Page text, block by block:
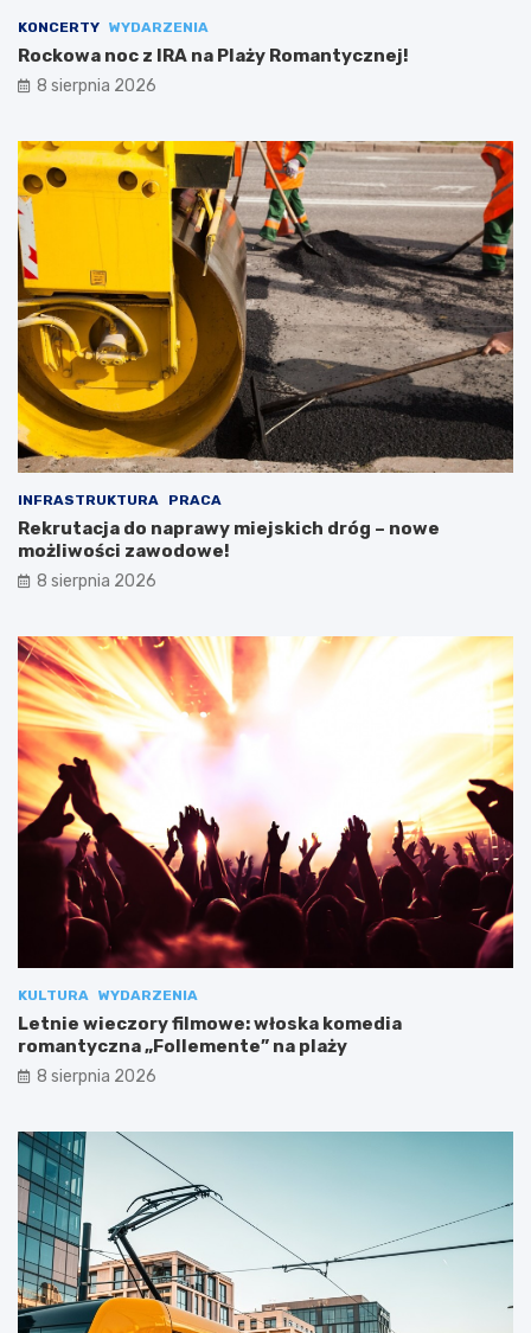
KONCERTY WYDARZENIA
Rockowa noc z IRA na Plaży Romantycznej!
8 sierpnia 2026
INFRASTRUKTURA PRACA
Rekrutacja do naprawy miejskich dróg – nowe
możliwości zawodowe!
8 sierpnia 2026
KULTURA WYDARZENIA
Letnie wieczory filmowe: włoska komedia
romantyczna „Follemente” na plaży
8 sierpnia 2026